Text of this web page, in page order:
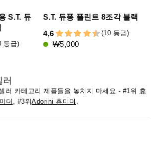
S.T. 듀
등급)
S.T. 듀퐁 플린트 8조각 블랙
4,6
(10 등급)
₩5,000
베스트셀러 카테고리 제품들을 놓치지 마세요 - #1위 휴
더 , #3위Adorini 휴미더 .